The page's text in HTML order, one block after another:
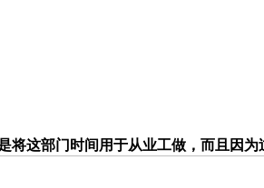
这部门时间用于从业工做，而且因为